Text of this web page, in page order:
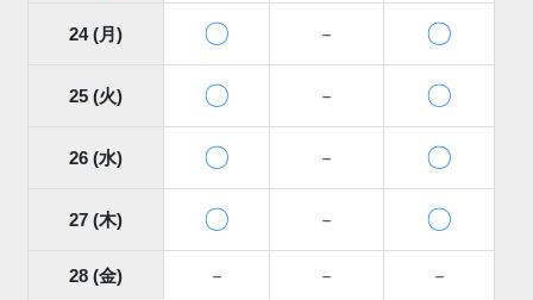
24 (月) 〇 － 〇
25 (火) 〇 － 〇
26 (水) 〇 － 〇
27 (木) 〇 － 〇
28 (金) － － －